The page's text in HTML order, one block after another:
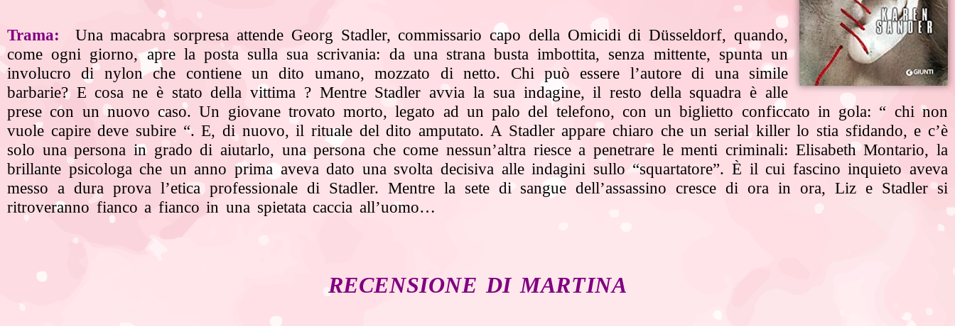
Trama: Una macabra sorpresa attende Georg Stadler, commissario capo della Omicidi di Düsseldorf,quando,
come ogni giorno, apre la posta sulla sua scrivania: da una strana busta imbottita, senza mittente, spunta un
involucro di nylon che contiene un dito umano, mozzato di netto. Chi può essere l’autore di una simile
barbarie? E cosa ne è stato della vittima ? Mentre Stadler avvia la sua indagine, il resto della squadra è alle
prese con un nuovo caso. Un giovane trovato morto, legato ad un palo del telefono, con un biglietto conficcato in gola: “ chi non
vuole capire deve subire “. E, di nuovo, il rituale del dito amputato. A Stadler appare chiaro che un serial killer lo stia sfidando, e c’è
solo una persona in grado di aiutarlo, una persona che come nessun’altra riesce a penetrare le menticriminali: Elisabeth Montario, la
brillante psicologa che un anno prima aveva dato una svolta decisiva alle indagini sullo “squartatore”. È il cui fascino inquieto aveva
messo a dura prova l’etica professionale di Stadler. Mentre la sete di sangue dell’assassino cresce di ora in ora, Liz e Stadler si
ritroveranno fianco a fianco in una spietata caccia all’uomo…
RECENSIONE DI MARTINA